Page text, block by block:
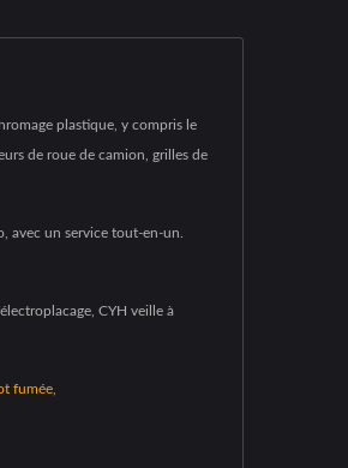
plastique, y compris le
de roue de camion, grilles de
avec un service tout-en-un.
CYH veille à
fumée